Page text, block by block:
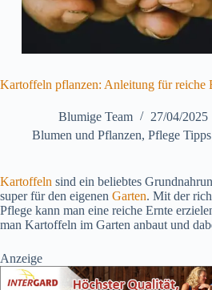
Kartoffeln pflanzen: Anleitung für reiche
Blumige Team
27/04/2025
Blumen und Pflanzen, Pflege Tipps
Kartoffeln sind ein beliebtes
super für den eigenen Garten. Mit der
Pflege kann man eine reiche Ernte
man Kartoffeln im Garten anbaut und
Anzeige